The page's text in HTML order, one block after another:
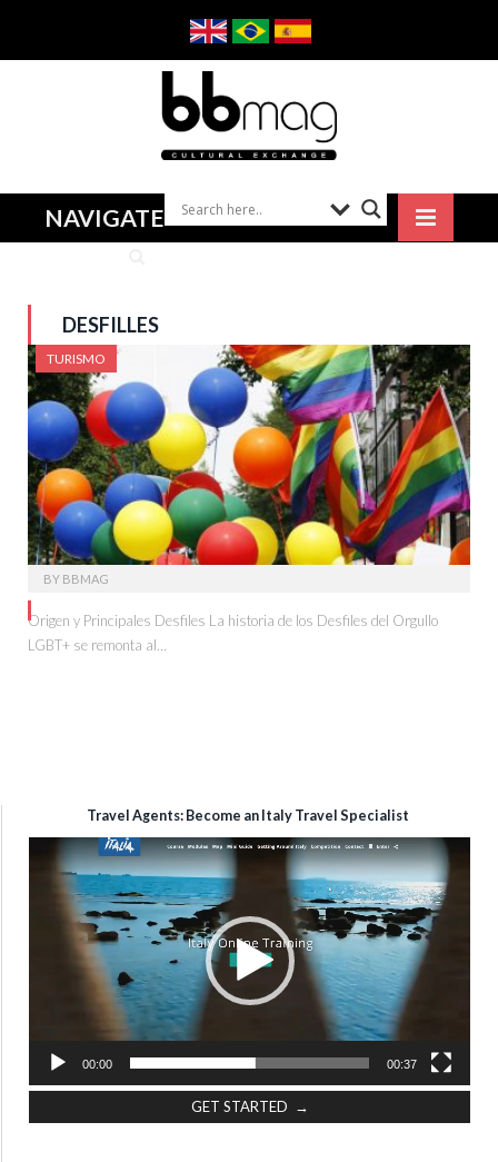
NAVIGATE
DESFILLES
TURISMO
BY BBMAG
Origen y Principales Desfiles La historia de los Desfiles del Orgullo
LGBT+ se remonta al…
Travel Agents: Become an Italy Travel Specialist
Reproductor
00:00 00:37
GET STARTED →